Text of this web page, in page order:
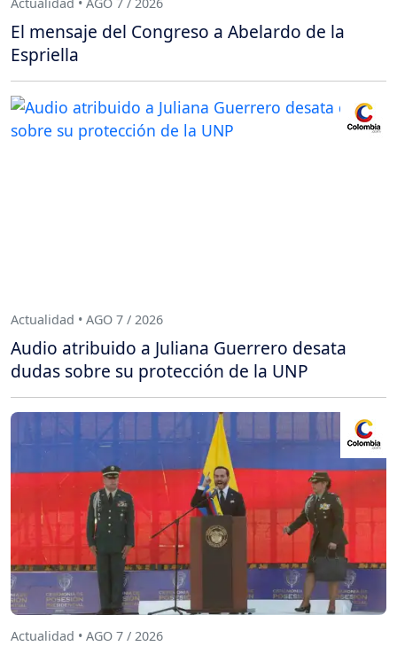
El mensaje del Congreso a Abelardo de la
Espriella
Actualidad • AGO 7 / 2026
Audio atribuido a Juliana Guerrero desata
dudas sobre su protección de la UNP
Actualidad • AGO 7 / 2026